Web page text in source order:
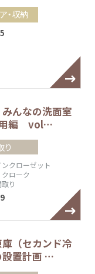
・収納
んなの洗面室
用編 vol…
り
クローゼット
ローク
り
（セカンド冷
設置計画 …